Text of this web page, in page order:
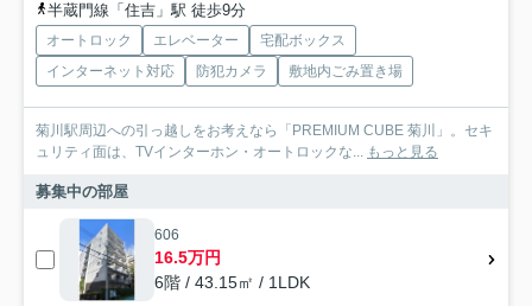
半蔵門線「住吉」駅 徒歩9分
オートロック エレベーター
宅配ボックス
インターネット対応
防犯カメラ 敷地内ごみ置き場
菊川駅周辺への引っ越しをお考えなら「PREMIUM CUBE 菊川」。セキ
ュリティ面は、TVインターホン・オートロックな... もっと見る
募集中の部屋
606
16.5万円
6階 / 43.15㎡ / 1LDK